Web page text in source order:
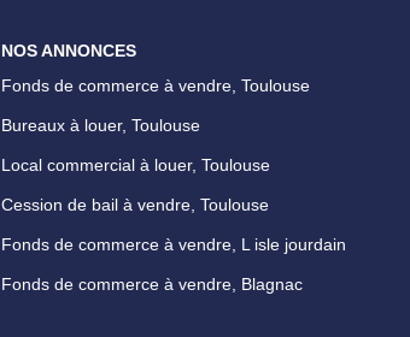
NOS ANNONCES
Fonds de commerce à vendre, Toulouse
Bureaux à louer, Toulouse
Local commercial à louer, Toulouse
Cession de bail à vendre, Toulouse
Fonds de commerce à vendre, L isle jourdain
Fonds de commerce à vendre, Blagnac